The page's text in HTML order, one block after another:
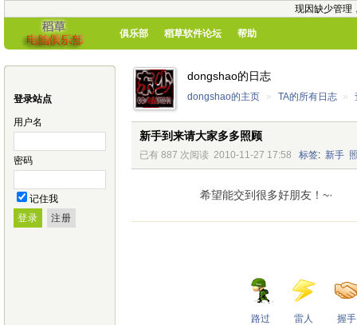
现因缺少管理
俱乐部 稻草软件论坛 帮助
登录站点
用户名
密码
记住我
dongshao的日志
dongshao的主页 » TA的所有日志 »
新手到来请大家多多照顾
已有 887 次阅读 2010-11-27 17:58 标签: 新手
希望能交到很多好朋友！~·
路过 雷人 握手